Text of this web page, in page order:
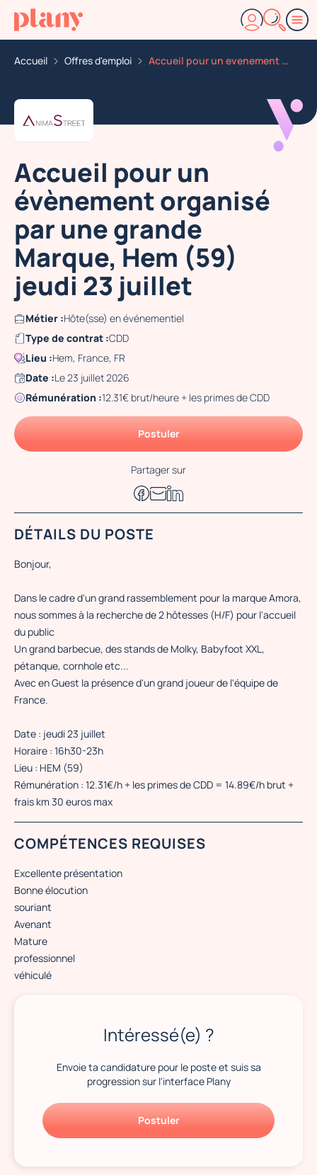
Accueil Offres d'emploi Accueil pour un evenement organise par une grande marq
Accueil pour un
évènement organisé
par une grande
Marque, Hem (59)
jeudi 23 juillet
Métier :Hôte(sse) en événementiel
Type de contrat :CDD
Lieu :Hem, France, FR
Date :Le 23 juillet 2026
Rémunération :12.31€ brut/heure + les primes de CDD
Postuler
Partager sur
DÉTAILS DU POSTE
Bonjour,
Dans le cadre d'un grand rassemblement pour la marque Amora,
nous sommes à la recherche de 2 hôtesses (H/F) pour l'accueil
du public
Un grand barbecue, des stands de Molky, Babyfoot XXL,
pétanque, cornhole etc...
Avec en Guest la présence d'un grand joueur de l'équipe de
France.
Date : jeudi 23 juillet
Horaire : 16h30-23h
Lieu : HEM (59)
Rémunération : 12.31€/h + les primes de CDD = 14.89€/h brut +
frais km 30 euros max
COMPÉTENCES REQUISES
Excellente présentation
Bonne élocution
souriant
Avenant
Mature
professionnel
véhiculé
Intéressé(e) ?
Envoie ta candidature pour le poste et suis sa
progression sur l'interface Plany
Postuler